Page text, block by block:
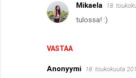
VASTAA
Mikaela 18.
tulossa! :)
Anonyymi 18. toukokuuta